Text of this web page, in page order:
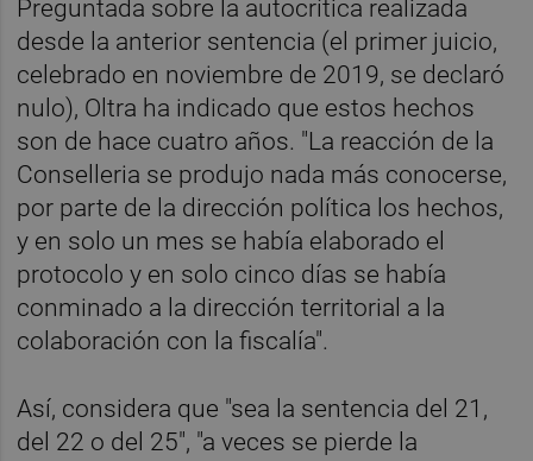
Preguntada sobre la autocrítica realizada
desde la anterior sentencia (el primer juicio,
celebrado en noviembre de 2019, se declaró
nulo), Oltra ha indicado que estos hechos
son de hace cuatro años. "La reacción de la
Conselleria se produjo nada más conocerse,
por parte de la dirección política los hechos,
y en solo un mes se había elaborado el
protocolo y en solo cinco días se había
conminado a la dirección territorial a la
colaboración con la fiscalía".
Así, considera que "sea la sentencia del 21,
del 22 o del 25", "a veces se pierde la